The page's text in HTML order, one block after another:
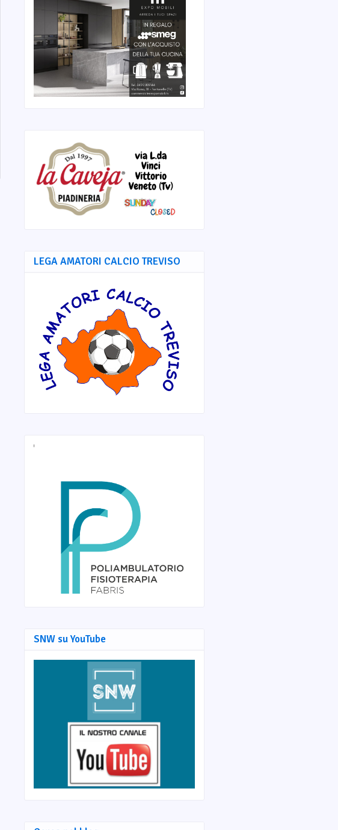
LEGA AMATORI CALCIO TREVISO
SNW su YouTube